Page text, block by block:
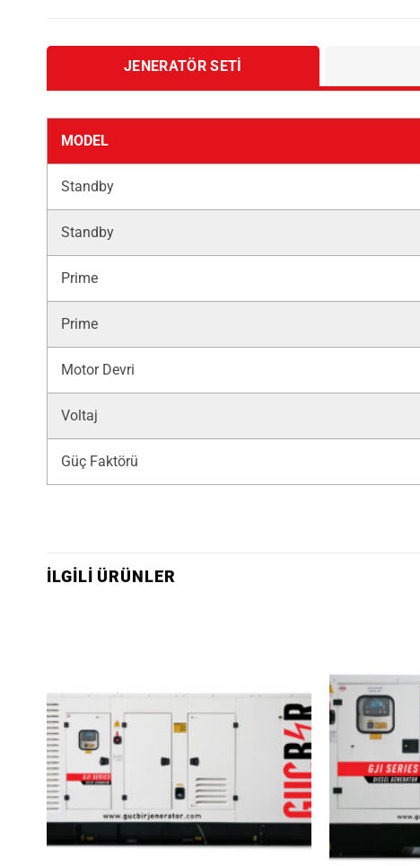
JENERATÖR SETI
MODEL
Standby
Standby
Prime
Prime
Motor Devri
Voltaj
Güç Faktörü
İLGILI ÜRÜNLER